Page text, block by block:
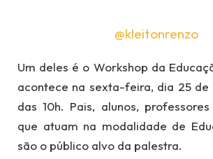
@kleitonrenzo
Um deles é o Workshop da
acontece na sexta-feira, dia 25
das 10h. Pais, alunos,
que atuam na modalidade de
são o público alvo da palestra.